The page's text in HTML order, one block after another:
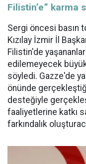
Filistin’e” karma
Sergi öncesi basın
Kızılay İzmir İl
Filistin'de
edilemeyecek
söyledi. Gazze'de
önünde
desteğiyle
faaliyetlerine katkı
farkındalık